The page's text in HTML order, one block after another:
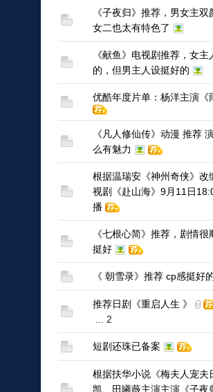
《子夜归》推荐，男女主双
女二也太有特色了
《献鱼》电视剧推荐，女
的，但男主人设挺好的
优酷年度片单：杨洋主演《
《凡人修仙传》动漫 推荐
么有魅力
根据温瑞安《神州奇侠》改
视剧《赴山海》9月11日
播
《七根心简》推荐，剧情
挺好
《 朝雪录》推荐 cp感挺好
推荐日剧《重启人生 》
2
短剧还珠已备案
根据扶华小说《梅夫人宠夫
凯、田曦薇主演主演《子夜